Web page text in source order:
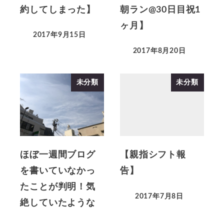
約してしまった】
2017年9月15日
朝ラン@30日目祝1
ヶ月】
2017年8月20日
未分類
ほぼ一週間ブログ
を書いていなかっ
たことが判明！気
絶していたような
未分類
【親指シフト報
告】
2017年7月8日